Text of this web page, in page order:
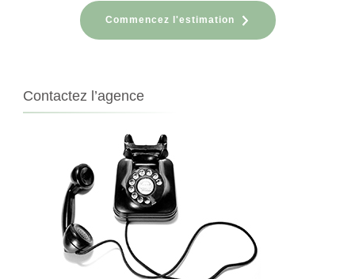
Commencez l'estimation
Contactez l’agence